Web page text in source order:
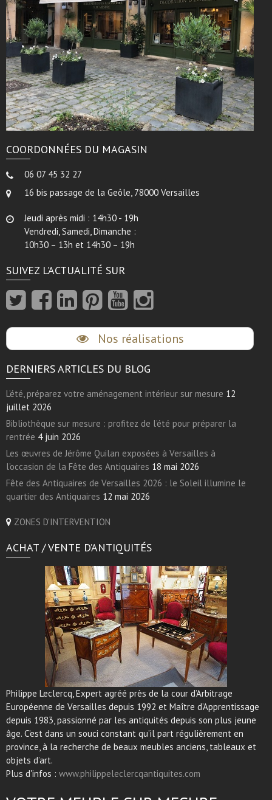
COORDONNÉES DU MAGASIN
06 07 45 32 27
16 bis passage de la Geôle, 78000 Versailles
Jeudi après midi : 14h30 - 19h
Vendredi, Samedi, Dimanche :
10h30 – 13h et 14h30 – 19h
SUIVEZ L’ACTUALITÉ SUR
Nos réalisations
DERNIERS ARTICLES DU BLOG
L’été, préparez votre aménagement intérieur sur mesure 12
juillet 2026
Bibliothèque sur mesure : profitez de l’été pour préparer la
rentrée 4 juin 2026
Les œuvres de Jérôme Quilan exposées à Versailles à
l’occasion de la Fête des Antiquaires 18 mai 2026
Fête des Antiquaires de Versailles 2026 : le Soleil illumine le
quartier des Antiquaires 12 mai 2026
ZONES D'INTERVENTION
ACHAT / VENTE D’ANTIQUITÉS
Philippe Leclercq, Expert agréé près de la cour d’Arbitrage
Européenne de Versailles depuis 1992 et Maître d’Apprentissage
depuis 1983, passionné par les antiquités depuis son plus jeune
âge. C’est dans un souci constant qu’il part régulièrement en
province, à la recherche de beaux meubles anciens, tableaux et
objets d’art.
Plus d'infos : www.philippeleclercqantiquites.com